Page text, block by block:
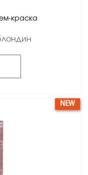
краска
NEW